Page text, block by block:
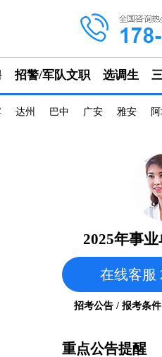
招警/军队文职 选调生
达州 巴中 广安 雅安
2025年事
在线客服
招考公告 / 报考条
重点公告提醒